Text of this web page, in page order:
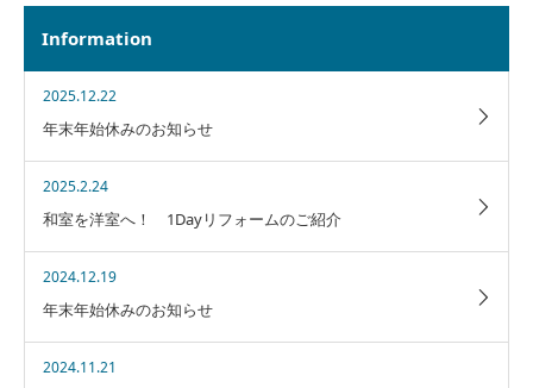
Information
2025.12.22
年末年始休みのお知らせ
2025.2.24
和室を洋室へ！ 1Dayリフォームのご紹介
2024.12.19
年末年始休みのお知らせ
2024.11.21